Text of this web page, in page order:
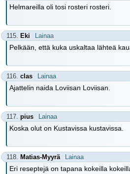
Helmareilla oli tosi rosteri rosteri.
115. Eki Lainaa
Pelkään, että kuka uskaltaa lähteä
116. clas Lainaa
Ajattelin naida Loviisan Loviisan.
117. pius Lainaa
Koska olut on Kustavissa kustavissa.
118. Matias-Myyrä Lainaa
Eri reseptejä on tapana kokeilla